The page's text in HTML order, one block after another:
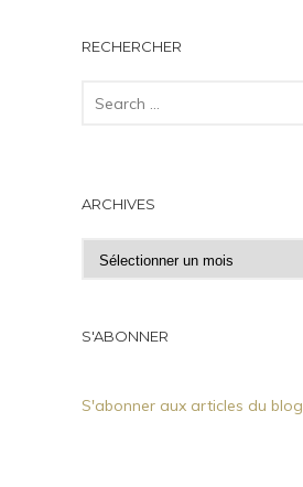
RECHERCHER
ARCHIVES
r
h
e
S'ABONNER
S'abonner aux articles du blog